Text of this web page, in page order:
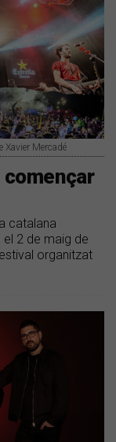
Xavier Mercadé
començar
catalana
2 de maig de
organitzat